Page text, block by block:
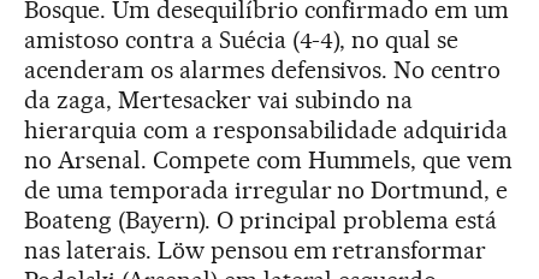
Bosque. Um desequilíbrio confirmado em um
amistoso contra a Suécia (4-4), no qual se
acenderam os alarmes defensivos. No centro
da zaga, Mertesacker vai subindo na
hierarquia com a responsabilidade adquirida
no Arsenal. Compete com Hummels, que vem
de uma temporada irregular no Dortmund, e
Boateng (Bayern). O principal problema está
nas laterais. Löw pensou em retransformar